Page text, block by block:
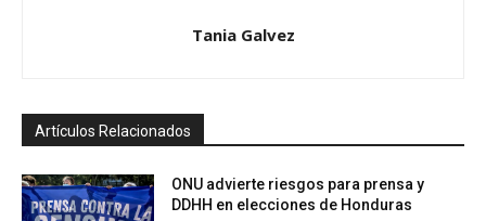
Tania Galvez
Artículos Relacionados
ONU advierte riesgos para prensa y
DDHH en elecciones de Honduras